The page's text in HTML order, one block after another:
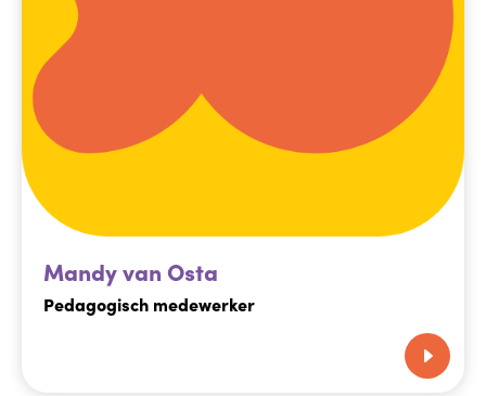
Mandy van Osta
Pedagogisch medewerker